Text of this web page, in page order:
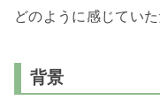
どのように感じてい
背景